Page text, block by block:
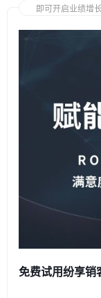
即可开启业绩增
免费试用纷享销